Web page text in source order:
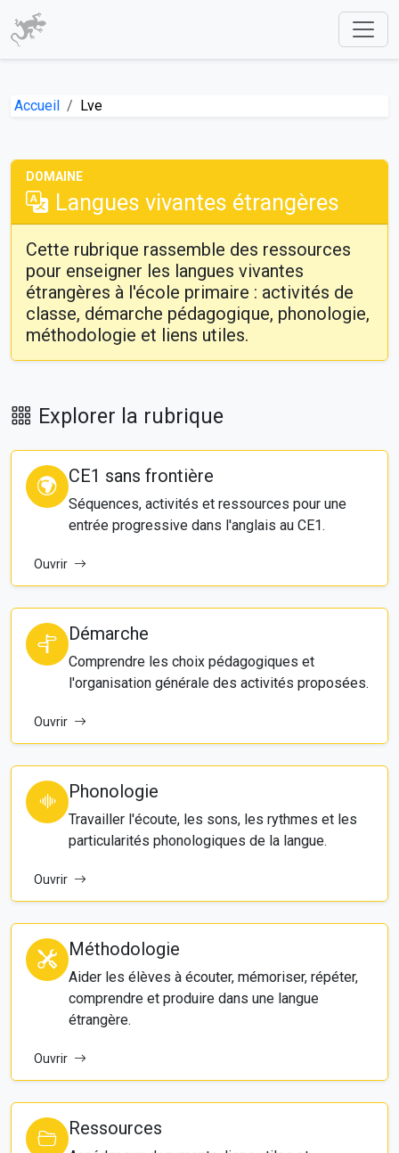
Accueil Lve
DOMAINE
Langues vivantes étrangères
Cette rubrique rassemble des ressources
pour enseigner les langues vivantes
étrangères à l'école primaire : activités de
classe, démarche pédagogique, phonologie,
méthodologie et liens utiles.
Explorer la rubrique
CE1 sans frontière
Séquences, activités et ressources pour une
entrée progressive dans l'anglais au CE1.
Ouvrir
Démarche
Comprendre les choix pédagogiques et
l'organisation générale des activités proposées.
Ouvrir
Phonologie
Travailler l'écoute, les sons, les rythmes et les
particularités phonologiques de la langue.
Ouvrir
Méthodologie
Aider les élèves à écouter, mémoriser, répéter,
comprendre et produire dans une langue
étrangère.
Ouvrir
Ressources